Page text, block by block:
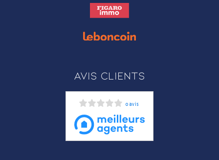
Avis clients
0 avis